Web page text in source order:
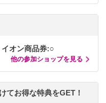
オン商品券:○
他の参加ショップを見る
てお得な特典をGET！